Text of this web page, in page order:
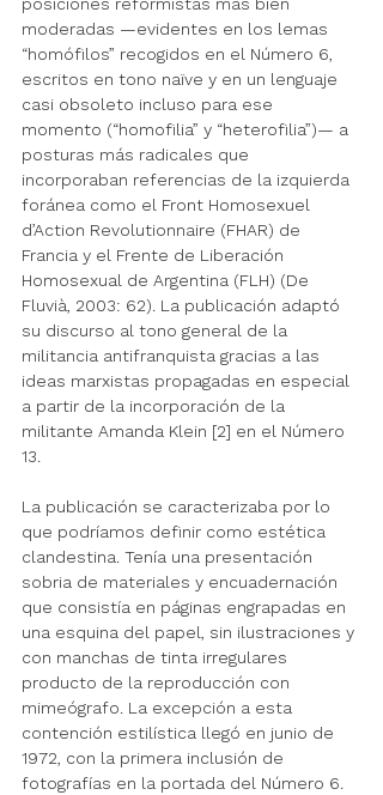
moderadas —evidentes en los lemas
“homófilos” recogidos en el Número 6,
escritos en tono naïve y en un lenguaje
casi obsoleto incluso para ese
momento (“homofilia” y “heterofilia”)— a
posturas más radicales que
incorporaban referencias de la izquierda
foránea como el Front Homosexuel
d’Action Revolutionnaire (FHAR) de
Francia y el Frente de Liberación
Homosexual de Argentina (FLH) (De
Fluvià, 2003: 62). La publicación adaptó
su discurso al tono general de la
militancia antifranquista gracias a las
ideas marxistas propagadas en especial
a partir de la incorporación de la
militante Amanda Klein [2] en el Número
13.
La publicación se caracterizaba por lo
que podríamos definir como estética
clandestina. Tenía una presentación
sobria de materiales y encuadernación
que consistía en páginas engrapadas en
una esquina del papel, sin ilustraciones y
con manchas de tinta irregulares
producto de la reproducción con
mimeógrafo. La excepción a esta
contención estilística llegó en junio de
1972, con la primera inclusión de
fotografías en la portada del Número 6.